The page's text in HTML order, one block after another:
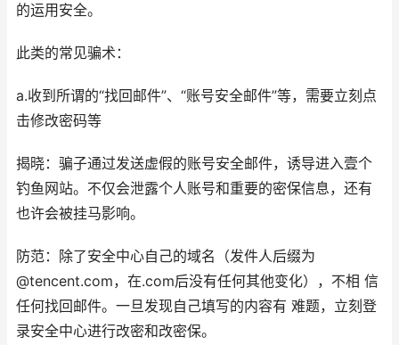
的运用安全。
此类的常见骗术：
a.收到所谓的“找回邮件”、“账号安全邮件”等，需要立刻点
击修改密码等
揭晓：骗子通过发送虚假的账号安全邮件，诱导进入壹个
钓鱼网站。不仅会泄露个人账号和重要的密保信息，还有
也许会被挂马影响。
防范：除了安全中心自己的域名（发件人后缀为
@tencent.com，在.com后没有任何其他变化），不相 信
任何找回邮件。一旦发现自己填写的内容有 难题，立刻登
录安全中心进行改密和改密保。